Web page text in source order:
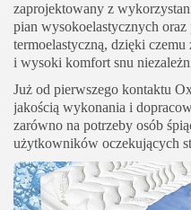
zaprojektowany z
pian wysokoelastycznych
termoelastyczną, dzięki
i wysoki komfort snu
Już od pierwszego kontaktu
jakością wykonania i
zarówno na potrzeby osób
użytkowników oczekujących